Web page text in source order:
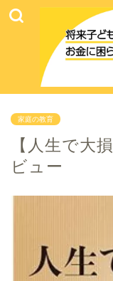
家庭の教育
【人生で大
ビュー